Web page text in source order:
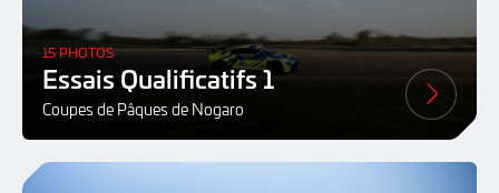
15 PHOTOS
Essais Qualificatifs 1
Coupes de Pâques de Nogaro